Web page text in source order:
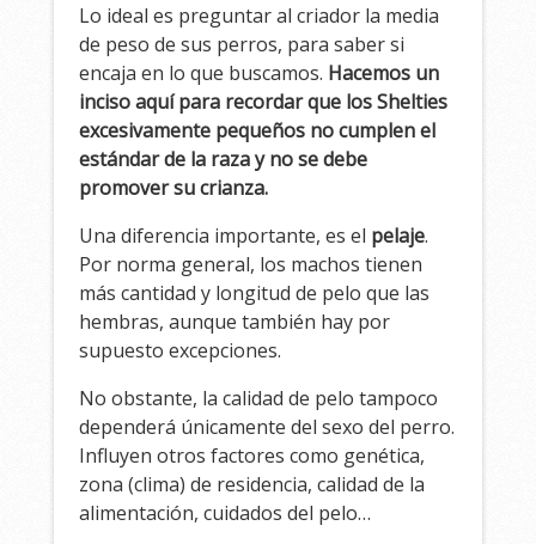
Lo ideal es preguntar al criador la media
de peso de sus perros, para saber si
encaja en lo que buscamos. Hacemos un
inciso aquí para recordar que los Shelties
excesivamente pequeños no cumplen el
estándar de la raza y no se debe
promover su crianza.
Una diferencia importante, es el pelaje.
Por norma general, los machos tienen
más cantidad y longitud de pelo que las
hembras, aunque también hay por
supuesto excepciones.
No obstante, la calidad de pelo tampoco
dependerá únicamente del sexo del perro.
Influyen otros factores como genética,
zona (clima) de residencia, calidad de la
alimentación, cuidados del pelo…